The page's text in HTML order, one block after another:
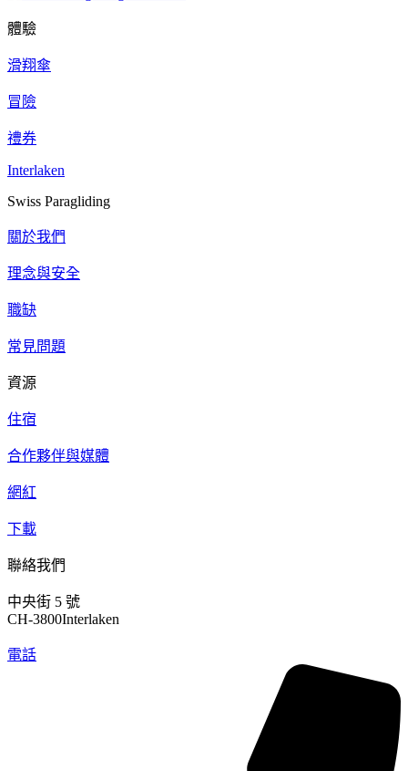
體驗
滑翔傘
冒險
禮券
Interlaken
Swiss Paragliding
關於我們
理念與安全
職缺
常見問題
資源
住宿
合作夥伴與媒體
網紅
下載
聯絡我們
中央街 5 號
CH-3800Interlaken
電話